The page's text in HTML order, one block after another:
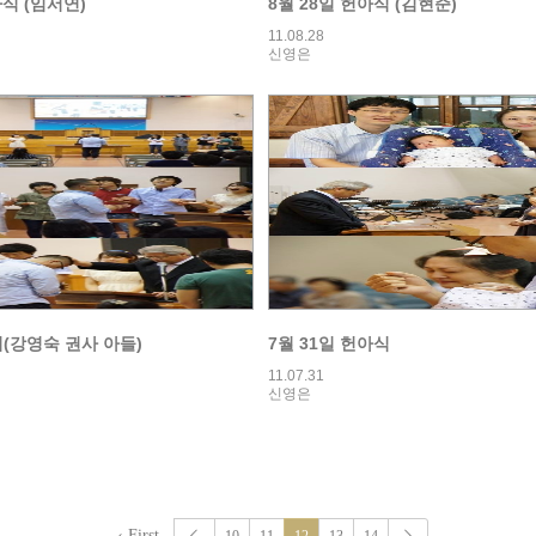
11.08.28
신영은
강영숙 권사 아들) 7월 31일 헌아식
11.07.31
신영은